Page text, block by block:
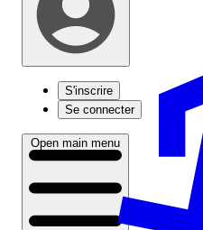
S'inscrire
Se connecter
Open main menu